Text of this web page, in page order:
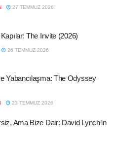
27 TEMMUZ 2026
The Invite (2026)
26 TEMMUZ 2026
Yabancılaşma: The Odyssey
23 TEMMUZ 2026
Ama Bize Dair: David Lynch’in